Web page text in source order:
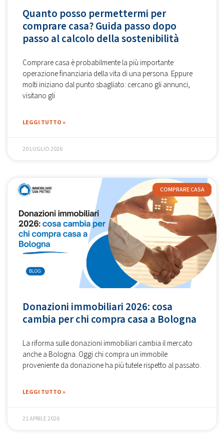
Quanto posso permettermi per
comprare casa? Guida passo dopo
passo al calcolo della sostenibilità
Comprare casa è probabilmente la più importante
operazione finanziaria della vita di una persona. Eppure
molti iniziano dal punto sbagliato: cercano gli annunci,
visitano gli
LEGGI TUTTO »
20 LUGLIO 2026
COMPRARE CASA
Donazioni immobiliari 2026: cosa
cambia per chi compra casa a Bologna
La riforma sulle donazioni immobiliari cambia il mercato
anche a Bologna. Oggi chi compra un immobile
proveniente da donazione ha più tutele rispetto al passato.
LEGGI TUTTO »
21 APRILE 2026